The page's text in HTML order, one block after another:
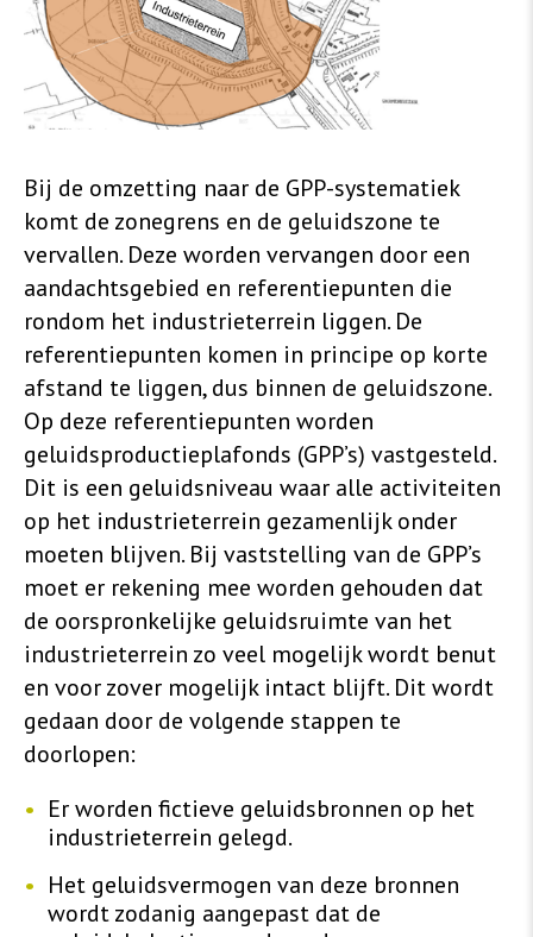
Bij de omzetting naar de GPP-systematiek
komt de zonegrens en de geluidszone te
vervallen. Deze worden vervangen door een
aandachtsgebied en referentiepunten die
rondom het industrieterrein liggen. De
referentiepunten komen in principe op korte
afstand te liggen, dus binnen de geluidszone.
Op deze referentiepunten worden
geluidsproductieplafonds (GPP’s) vastgesteld.
Dit is een geluidsniveau waar alle activiteiten
op het industrieterrein gezamenlijk onder
moeten blijven. Bij vaststelling van de GPP’s
moet er rekening mee worden gehouden dat
de oorspronkelijke geluidsruimte van het
industrieterrein zo veel mogelijk wordt benut
en voor zover mogelijk intact blijft. Dit wordt
gedaan door de volgende stappen te
doorlopen:
Er worden fictieve geluidsbronnen op het
industrieterrein gelegd.
Het geluidsvermogen van deze bronnen
wordt zodanig aangepast dat de